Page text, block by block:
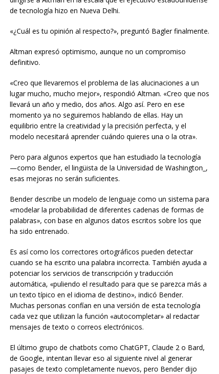
de tecnología hizo en Nueva Delhi.
«¿Cuál es tu opinión al respecto?», preguntó Bagler finalmente.
Altman expresó optimismo, aunque no un compromiso
definitivo.
«Creo que llevaremos el problema de las alucinaciones a un
lugar mucho, mucho mejor», respondió Altman. «Creo que nos
llevará un año y medio, dos años. Algo así. Pero en ese
momento ya no seguiremos hablando de ellas. Hay un
equilibrio entre la creatividad y la precisión perfecta, y el
modelo necesitará aprender cuándo quieres una o la otra».
Pero para algunos expertos que han estudiado la tecnología
—como Bender, el lingüista de la Universidad de Washington_,
esas mejoras no serán suficientes.
Bender describe un modelo de lenguaje como un sistema para
«modelar la probabilidad de diferentes cadenas de formas de
palabras», con base en algunos datos escritos sobre los que
ha sido entrenado.
Es así como los correctores ortográficos pueden detectar
cuando se ha escrito una palabra incorrecta. También ayuda a
potenciar los servicios de transcripción y traducción
automática, «puliendo el resultado para que se parezca más a
un texto típico en el idioma de destino», indicó Bender.
Muchas personas confían en una versión de esta tecnología
cada vez que utilizan la función «autocompletar» al redactar
mensajes de texto o correos electrónicos.
El último grupo de chatbots como ChatGPT, Claude 2 o Bard,
de Google, intentan llevar eso al siguiente nivel al generar
pasajes de texto completamente nuevos, pero Bender dijo